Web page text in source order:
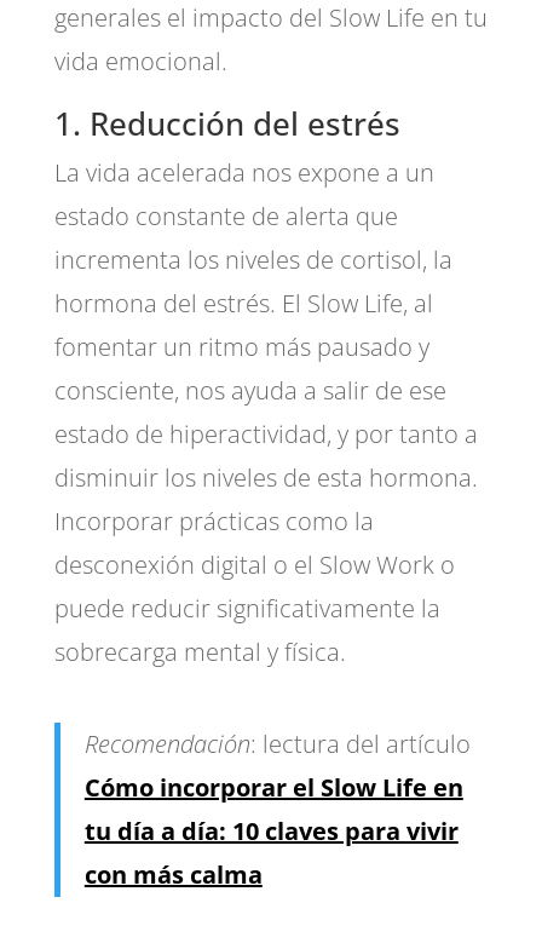
generales el impacto del Slow Life en tu
vida emocional.
1. Reducción del estrés
La vida acelerada nos expone a un
estado constante de alerta que
incrementa los niveles de cortisol, la
hormona del estrés. El Slow Life, al
fomentar un ritmo más pausado y
consciente, nos ayuda a salir de ese
estado de hiperactividad, y por tanto a
disminuir los niveles de esta hormona.
Incorporar prácticas como la
desconexión digital o el Slow Work o
puede reducir significativamente la
sobrecarga mental y física.
Recomendación: lectura del artículo
Cómo incorporar el Slow Life en
tu día a día: 10 claves para vivir
con más calma